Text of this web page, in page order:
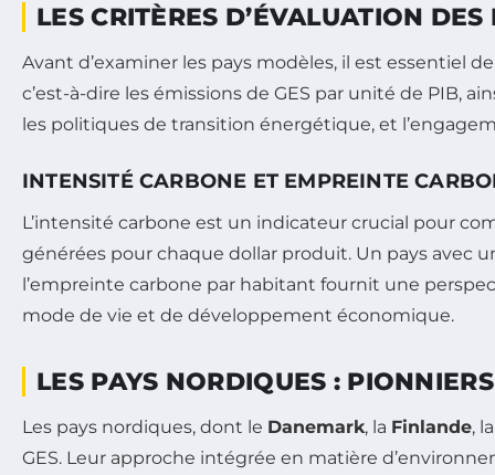
LES CRITÈRES D’ÉVALUATION
Avant d’examiner les pays modèles, il est essentiel
c’est-à-dire les émissions de GES par unité de PIB,
les politiques de transition énergétique, et
INTENSITÉ CARBONE ET EMPREINTE
L’intensité carbone est un indicateur crucial pour
générées pour chaque dollar produit. Un pays avec
l’empreinte carbone par habitant fournit une
mode de vie et de développement économique.
LES PAYS NORDIQUES :
Les pays nordiques, dont le Danemark, la Finlande,
GES. Leur approche intégrée en matière